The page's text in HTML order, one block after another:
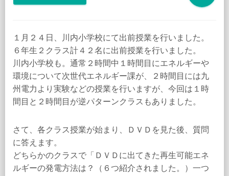
１月２４日、川内小学校にて出前授業を行いました。
６年生２クラス計４２名に出前授業を行いました。
川内小学校も。通常２時間中１時間目にエネルギーや
環境について次世代エネルギー課が、２時間目には九
州電力より実験などの授業を行いますが、今回は１時
間目と２時間目が逆パターンクラスもありました。
さて、各クラス授業が始まり、ＤＶＤを見た後、質問
に答えます。
どちらかのクラスで「ＤＶＤに出てきた再生可能エネ
ルギーの発電方法は？（６つ紹介されました。）一つ